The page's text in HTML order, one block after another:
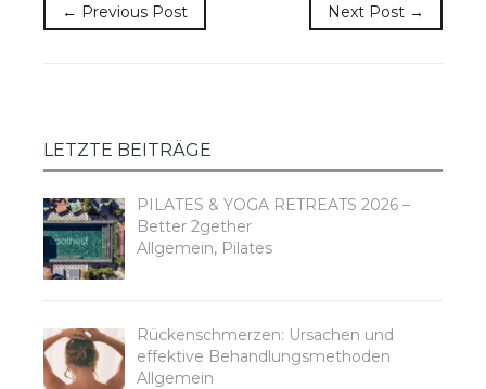
← Previous Post Next Post →
LETZTE BEITRÄGE
PILATES & YOGA RETREATS 2026 –
Better 2gether
Allgemein, Pilates
Rückenschmerzen: Ursachen und
effektive Behandlungsmethoden
Allgemein